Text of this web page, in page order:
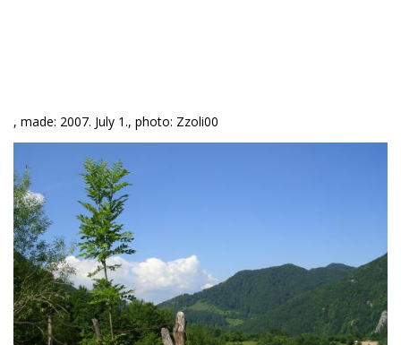
, made: 2007. July 1., photo: Zzoli00